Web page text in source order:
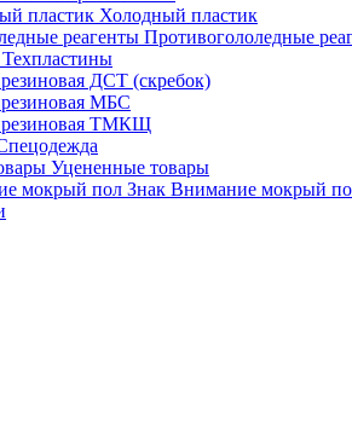
Холодный пластик
Противогололедные
Техпластины
ДСТ (скребок)
МБС
резиновая ТМКЩ
Уцененные товары
Знак Внимание мокрый